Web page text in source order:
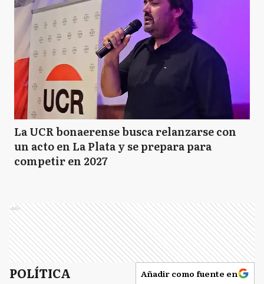
La UCR bonaerense busca relanzarse con
un acto en La Plata y se prepara para
competir en 2027
Ads
POLÍTICA Añadir como fuente en